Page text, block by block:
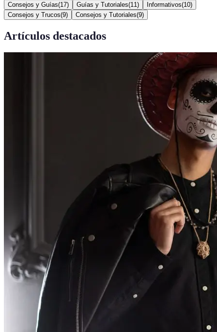
Consejos y Guías(17) Guías y Tutoriales(11 ) Informativos(10)
Consejos y Trucos(9) Consejos y Tutoriales(9)
Artículos destacados